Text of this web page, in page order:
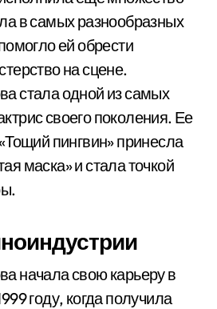
в самых разнообразных
ей обрести
на сцене.
стала одной из самых
своего поколения. Ее
пингвин» принесла
маска» и стала точкой
начала свою карьеру в
году, когда получила